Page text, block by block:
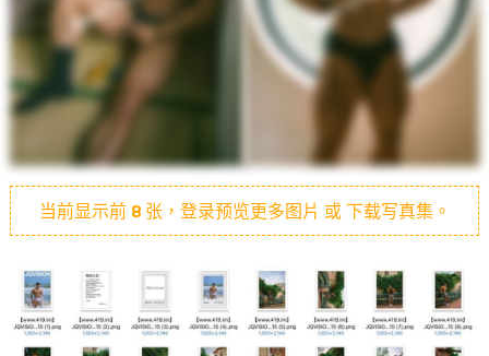
当前显示前 8张，登录预览更多图片 或 下载写真集。